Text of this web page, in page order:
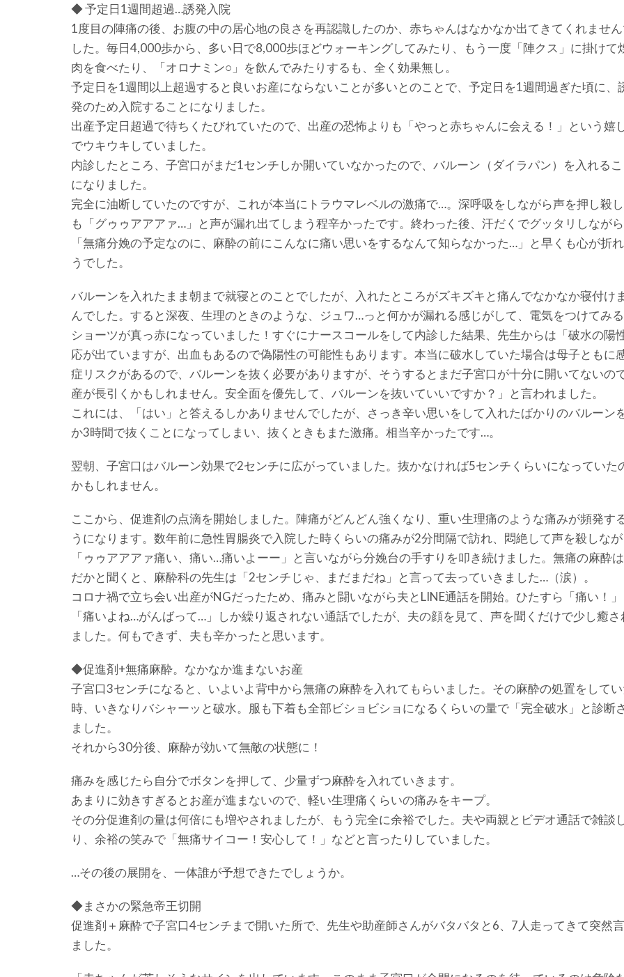
◆ 予定日1週間超過…誘発入院
1度目の陣痛の後、お腹の中の居心地の良さを再認識したのか、赤ちゃんはなかなか出てきてくれませ
した。毎日4,000歩から、多い日で8,000歩ほどウォーキングしてみたり、もう一度「陣クス」に掛けて
肉を食べたり、「オロナミン○」を飲んでみたりするも、全く効果無し。
予定日を1週間以上超過すると良いお産にならないことが多いとのことで、予定日を1週間過ぎた頃に、
発のため入院することになりました。
出産予定日超過で待ちくたびれていたので、出産の恐怖よりも「やっと赤ちゃんに会える！」という嬉
でウキウキしていました。
内診したところ、子宮口がまだ1センチしか開いていなかったので、バルーン（ダイラパン）を入れるこ
になりました。
完全に油断していたのですが、これが本当にトラウマレベルの激痛で…。深呼吸をしながら声を押し殺
も「グゥゥアアアァ…」と声が漏れ出てしまう程辛かったです。終わった後、汗だくでグッタリしながら
「無痛分娩の予定なのに、麻酔の前にこんなに痛い思いをするなんて知らなかった…」と早くも心が折
うでした。
バルーンを入れたまま朝まで就寝とのことでしたが、入れたところがズキズキと痛んでなかなか寝付け
んでした。すると深夜、生理のときのような、ジュワ…っと何かが漏れる感じがして、電気をつけてみ
ショーツが真っ赤になっていました！すぐにナースコールをして内診した結果、先生からは「破水の陽
応が出ていますが、出血もあるので偽陽性の可能性もあります。本当に破水していた場合は母子ともに
症リスクがあるので、バルーンを抜く必要がありますが、そうするとまだ子宮口が十分に開いてないの
産が長引くかもしれません。安全面を優先して、バルーンを抜いていいですか？」と言われました。
これには、「はい」と答えるしかありませんでしたが、さっき辛い思いをして入れたばかりのバルーン
か3時間で抜くことになってしまい、抜くときもまた激痛。相当辛かったです…。
翌朝、子宮口はバルーン効果で2センチに広がっていました。抜かなければ5センチくらいになっていた
かもしれません。
ここから、促進剤の点滴を開始しました。陣痛がどんどん強くなり、重い生理痛のような痛みが頻発す
うになります。数年前に急性胃腸炎で入院した時くらいの痛みが2分間隔で訪れ、悶絶して声を殺しなが
「ゥゥアアアァ痛い、痛い…痛いよーー」と言いながら分娩台の手すりを叩き続けました。無痛の麻酔は
だかと聞くと、麻酔科の先生は「2センチじゃ、まだまだね」と言って去っていきました…（涙）。
コロナ禍で立ち会い出産がNGだったため、痛みと闘いながら夫とLINE通話を開始。ひたすら「痛い！」
「痛いよね…がんばって…」しか繰り返されない通話でしたが、夫の顔を見て、声を聞くだけで少し癒さ
ました。何もできず、夫も辛かったと思います。
◆促進剤+無痛麻酔。なかなか進まないお産
子宮口3センチになると、いよいよ背中から無痛の麻酔を入れてもらいました。その麻酔の処置をしてい
時、いきなりバシャーッと破水。服も下着も全部ビショビショになるくらいの量で「完全破水」と診断
ました。
それから30分後、麻酔が効いて無敵の状態に！
痛みを感じたら自分でボタンを押して、少量ずつ麻酔を入れていきます。
あまりに効きすぎるとお産が進まないので、軽い生理痛くらいの痛みをキープ。
その分促進剤の量は何倍にも増やされましたが、もう完全に余裕でした。夫や両親とビデオ通話で雑談
り、余裕の笑みで「無痛サイコー！安心して！」などと言ったりしていました。
…その後の展開を、一体誰が予想できたでしょうか。
◆まさかの緊急帝王切開
促進剤＋麻酔で子宮口4センチまで開いた所で、先生や助産師さんがバタバタと6、7人走ってきて突然
ました。